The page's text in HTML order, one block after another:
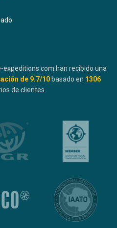
expeditions.com han recibido una
de 9.7/10 basado en 1306
de clientes